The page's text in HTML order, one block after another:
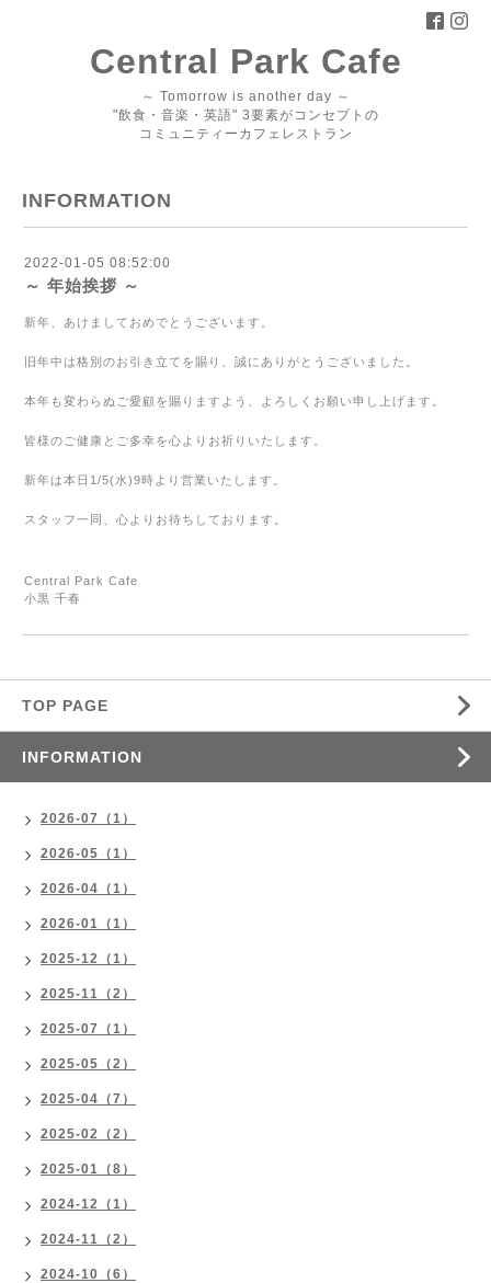
Central Park Cafe
～ Tomorrow is another day ～
"飲食・音楽・英語" 3要素がコンセプトの
コミュニティーカフェレストラン
INFORMATION
2022-01-05 08:52:00
～ 年始挨拶 ～
新年、あけましておめでとうございます。
旧年中は格別のお引き立てを賜り、誠にありがとうございました。
本年も変わらぬご愛顧を賜りますよう、よろしくお願い申し上げます。
皆様のご健康とご多幸を心よりお祈りいたします。
新年は本日1/5(水)9時より営業いたします。
スタッフ一同、心よりお待ちしております。
Central Park Cafe
小黒 千春
TOP PAGE
INFORMATION
2026-07（1）
2026-05（1）
2026-04（1）
2026-01（1）
2025-12（1）
2025-11（2）
2025-07（1）
2025-05（2）
2025-04（7）
2025-02（2）
2025-01（8）
2024-12（1）
2024-11（2）
2024-10（6）